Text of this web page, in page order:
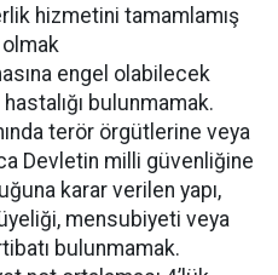
hizmetini tamamlamış
olmak
engel olabilecek
hastalığı bulunmamak.
terör örgütlerine veya
Devletin milli güvenliğine
karar verilen yapı,
mensubiyeti veya
bulunmamak.